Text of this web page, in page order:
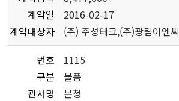
계약일
2016-02-17
계약대상자
(주) 주성테크,(주)광림이엔씨
번호
1115
구분
물품
관서명
본청